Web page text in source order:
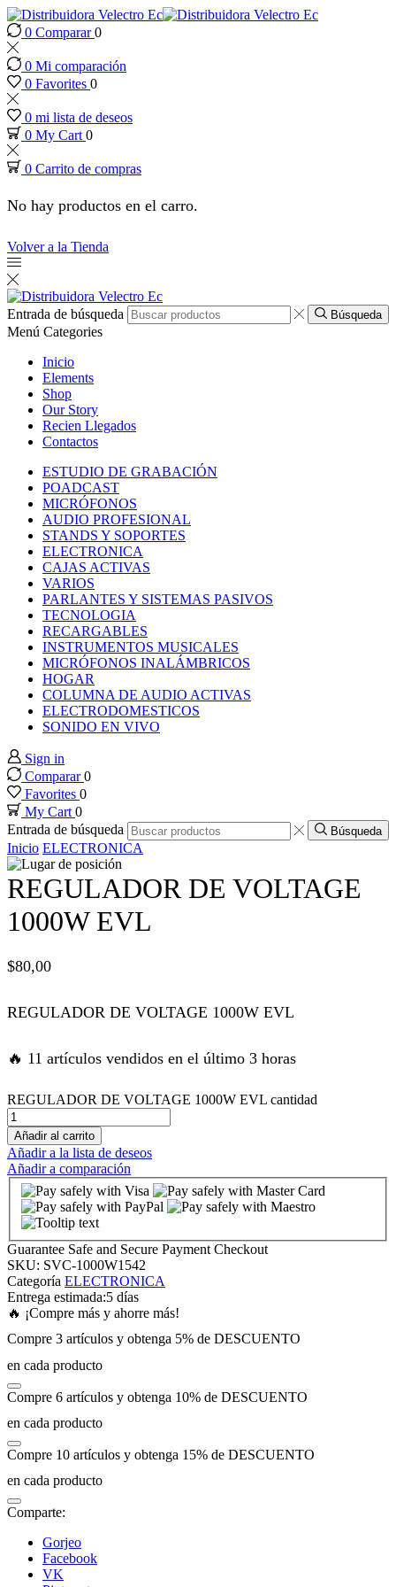
panel
panel
paketleri
panel
panel
panel
panel
panel
panel
panel
panel
panel
panel
panel
panel
panel
satın al
panel
panel
panel
panel
panel
panel
panel
panel
panel
panel
0 Comparar0
0 Mi comparación
0 Favorites 0
0 mi lista de deseos
0 My Cart 0
0 Carrito de compras
No hay productos en el carro.
Volver a la Tienda
Entrada de búsqueda Búsqueda
Menú Categories
Inicio
Elements
Shop
Our Story
Recien Llegados
Contactos
ESTUDIO DE GRABACIÓN
POADCAST
MICRÓFONOS
AUDIO PROFESIONAL
STANDS Y SOPORTES
ELECTRONICA
CAJAS ACTIVAS
VARIOS
PARLANTES Y SISTEMAS PASIVOS
TECNOLOGIA
RECARGABLES
INSTRUMENTOS MUSICALES
MICRÓFONOS INALÁMBRICOS
HOGAR
COLUMNA DE AUDIO ACTIVAS
ELECTRODOMESTICOS
SONIDO EN VIVO
Sign in
Comparar0
Favorites 0
My Cart0
Entrada de búsqueda
Búsqueda
Inicio ELECTRONICA
REGULADOR DE VOLTAGE
1000W EVL
$80,00
REGULADOR DE VOLTAGE 1000W EVL
🔥 11 artículos vendidos en el último 3 horas
REGULADOR DE VOLTAGE 1000W EVL cantidad
Añadir al carrito
Añadir a la lista de deseos
Añadir a comparación
Guarantee Safe and Secure Payment Checkout
SKU: SVC-1000W1542
Categoría ELECTRONICA
Entrega estimada:5 días
🔥 ¡Compre más y ahorre más!
Compre 3 artículos y obtenga 5% de DESCUENTO
en cada producto
Compre 6 artículos y obtenga 10% de DESCUENTO
en cada producto
Compre 10 artículos y obtenga 15% de DESCUENTO
en cada producto
Comparte:
Gorjeo
Facebook
VK